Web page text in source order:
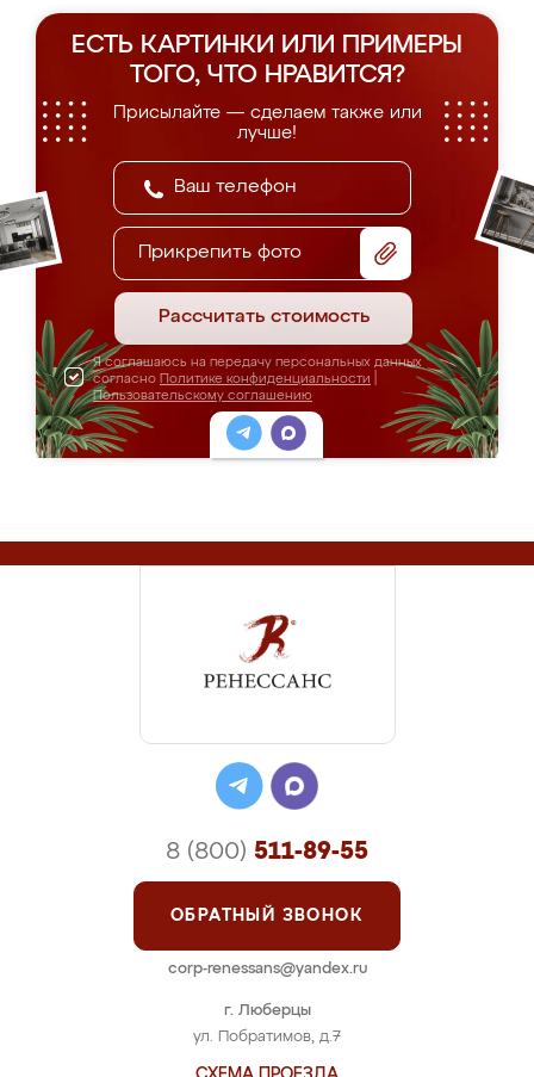
ЕСТЬ КАРТИНКИ ИЛИ ПРИМЕРЫ
ТОГО, ЧТО НРАВИТСЯ?
Присылайте — сделаем также или
лучше!
Прикрепить фото
Рассчитать стоимость
Я соглашаюсь на передачу персональных данных
согласно Политике конфиденциальности
Пользовательскому соглашению
г. Люберцы
ул. Побратимов, д.7
8 (800) 511-89-55
ОБРАТНЫЙ ЗВОНОК
corp-renessans@yandex.ru